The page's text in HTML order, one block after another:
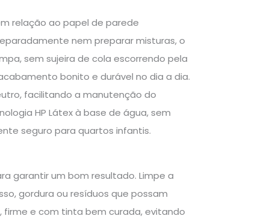
relação ao papel de parede
nem preparar misturas, o
sem sujeira de cola escorrendo pela
bonito e durável no dia a dia.
facilitando a manutenção do
HP Látex à base de água, sem
seguro para quartos infantis.
garantir um bom resultado. Limpe a
gordura ou resíduos que possam
firme e com tinta bem curada, evitando